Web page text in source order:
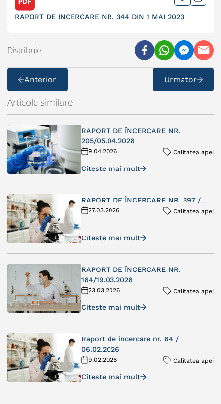
RAPORT DE INCERCARE NR. 344 DIN 1 MAI 2023
Distribuie
Anterior Urmator
Articole similare
RAPORT DE ÎNCERCARE NR.
205/05.04.2026
9.04.2026 Calitatea apei
Citeste mai mult
RAPORT DE ÎNCERCARE NR. 397 /...
27.03.2026 Calitatea apei
Citeste mai mult
RAPORT DE ÎNCERCARE NR.
164/19.03.2026
23.03.2026 Calitatea apei
Citeste mai mult
Raport de încercare nr. 64 /
06.02.2026
9.02.2026 Calitatea apei
Citeste mai mult